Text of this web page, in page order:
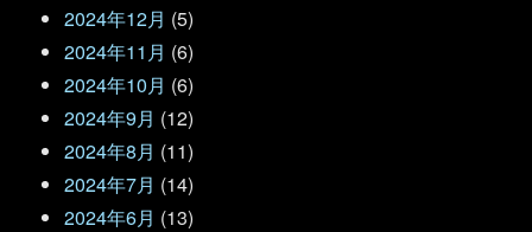
2024年12月 (5)
2024年11月 (6)
2024年10月 (6)
2024年9月 (12)
2024年8月 (11)
2024年7月 (14)
2024年6月 (13)